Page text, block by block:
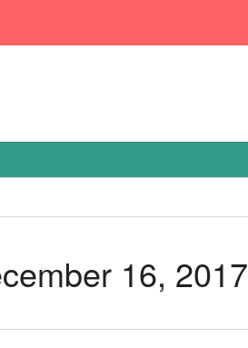
16, 2017